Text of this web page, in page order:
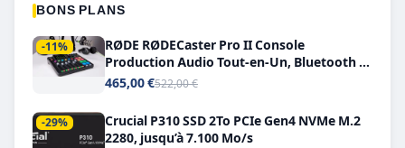
BONS PLANS
-11%
RØDE RØDECaster Pro II Console
Production Audio Tout-en-Un, Bluetooth et
Double USB-C
465,00 €522,00 €
-29%
Crucial P310 SSD 2To PCIe Gen4 NVMe M.2
2280, jusqu’à 7.100 Mo/s